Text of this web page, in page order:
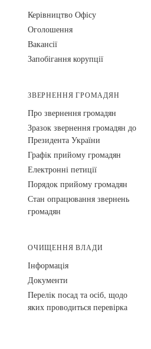
Керівництво Офісу
Оголошення
Вакансії
Запобігання корупції
ЗВЕРНЕННЯ ГРОМАДЯН
Про звернення громадян
Зразок звернення громадян до
Президента України
Графік прийому громадян
Електронні петиції
Порядок прийому громадян
Стан опрацювання звернень
громадян
ОЧИЩЕННЯ ВЛАДИ
Інформація
Документи
Перелік посад та осіб, щодо
яких проводиться перевірка